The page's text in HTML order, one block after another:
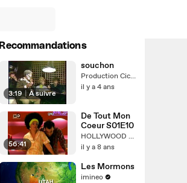
Recommandations
3:19 | À suivre
souchon
Production Cicrane
il y a 4 ans
56:41
De Tout Mon
Coeur S01E10
HOLLYWOOD MOVIES TRAILERS HD
il y a 8 ans
Les Mormons
imineo